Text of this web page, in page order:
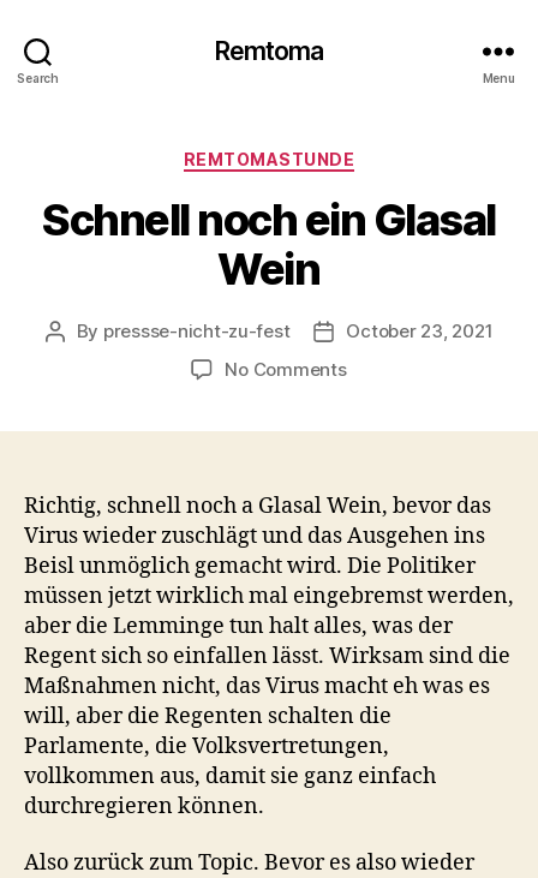
Search
Remtoma
Menu
Categories
REMTOMASTUNDE
Schnell noch ein Glasal
Wein
Post
By pressse-nicht-zu-fest
PostOctober 23, 2021
No Commentson
Wein
Richtig, schnell noch a Glasal Wein, bevor das
Virus wieder zuschlägt und das Ausgehen ins
Beisl unmöglich gemacht wird. Die Politiker
müssen jetzt wirklich mal eingebremst werden,
aber die Lemminge tun halt alles, was der
Regent sich so einfallen lässt. Wirksam sind die
Maßnahmen nicht, das Virus macht eh was es
will, aber die Regenten schalten die
Parlamente, die Volksvertretungen,
vollkommen aus, damit sie ganz einfach
durchregieren können.
Also zurück zum Topic. Bevor es also wieder